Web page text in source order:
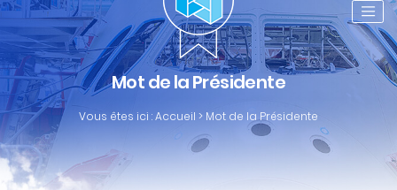
Mot de la Présidente
Vous êtes ici :Accueil > Mot de la Présidente